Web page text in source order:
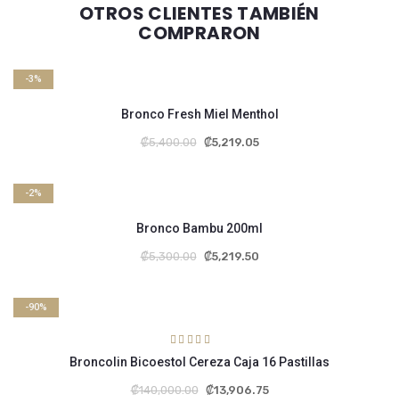
OTROS CLIENTES TAMBIÉN
COMPRARON
-3%
Bronco Fresh Miel Menthol
₡5,400.00 ₡5,219.05
-2%
Bronco Bambu 200ml
₡5,300.00 ₡5,219.50
-90%
out of 5
Broncolin Bicoestol Cereza Caja 16 Pastillas
₡140,000.00 ₡13,906.75